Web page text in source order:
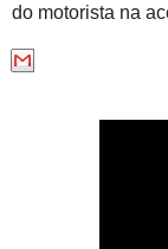
do motorista na